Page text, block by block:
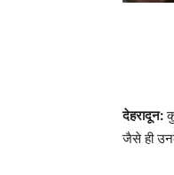
देहरादून:
जैसे ही